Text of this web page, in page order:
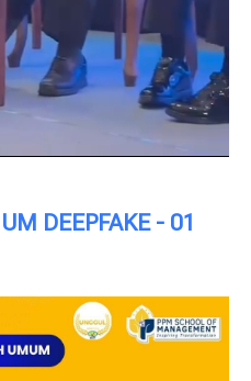
DEEPFAKE - 01